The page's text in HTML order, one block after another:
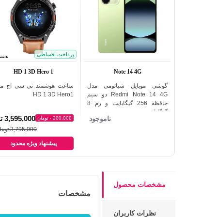
اضافه به مقایسه
Note 14 4G
گوشی موبایل شیائومی مدل
Redmi Note 14 4G دو سیم
حافظه 256 گیگابایت و رم 8
گیگابایت
ناموجود
پرداخت اقساطی
اضافه به مقایسه
HD 1 3D Hero 1
ساعت هوشمند تی سی اچ
HD 1 3D Hero1
200,000 - تومان 3,595,000 تومان
3,795,000 تومان
پیشنهاد ویژه محدود
مشخصات محصول
نظرات کاربران
مشخصات